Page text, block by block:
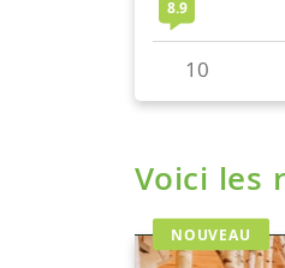
Voici les